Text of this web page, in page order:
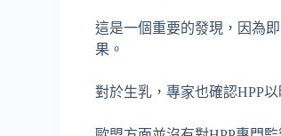
這是一個重要的發現，因為
果。
對於生乳，專家也確認HPP